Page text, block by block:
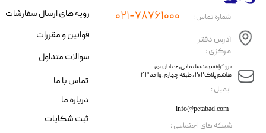
​ایمیل :
آدرس دفتر
مرکزی :
info@petabad.com
​​بزرگراه شهید سلیمانی، خیابان بنی
هاشم پلاک ۲۰۲ ، طبقه چهارم، واحد ۴۳
شماره تماس : ۰۲۱-۷۸۷۶۱۰۰۰
رویه های ارسال سفارشات
قوانین و مقررات
سوالات متداول
تماس با ما
درباره ما
ثبت شکایات
​شبکه های اجتماعی :